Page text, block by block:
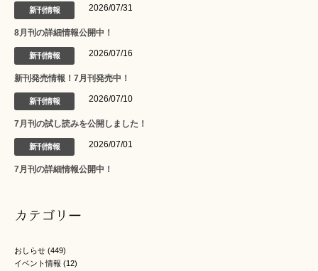
新刊情報 2026/07/31
8月刊の詳細情報公開中！
新刊情報 2026/07/16
新刊発売情報！7月刊発売中！
新刊情報 2026/07/10
7月刊の試し読みを公開しました！
新刊情報 2026/07/01
7月刊の詳細情報公開中！
カテゴリー
おしらせ (449)
イベント情報 (12)